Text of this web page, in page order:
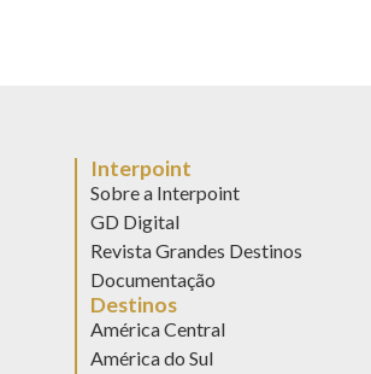
Interpoint
Sobre a Interpoint
GD Digital
Revista Grandes Destinos
Documentação
Destinos
América Central
América do Sul